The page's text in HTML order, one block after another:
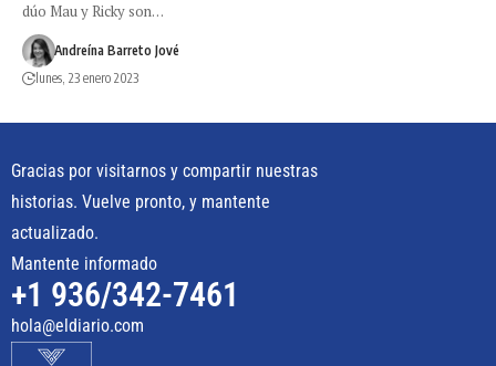
dúo Mau y Ricky son…
Andreína Barreto Jové
lunes, 23 enero 2023
Gracias por visitarnos y compartir nuestras
historias. Vuelve pronto, y mantente
actualizado.
Mantente informado
+1 936/342-7461
hola@eldiario.com